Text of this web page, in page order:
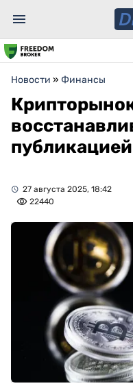
Новости » Финансы
27 августа 2025, 18:42
22440